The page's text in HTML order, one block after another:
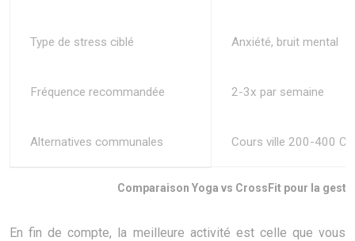
Comparaison Yoga vs CrossFit pour la
Type de stress ciblé Anxiété, bruit mental
Fréquence recommandée 2-3x par semaine
Alternatives communales Cours ville 200-400
En fin de compte, la meilleure activité est celle que vous